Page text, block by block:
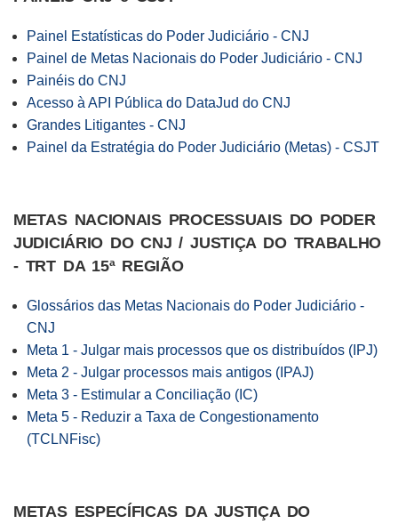
Painel Estatísticas do Poder Judiciário - CNJ
Painel de Metas Nacionais do Poder Judiciário - CNJ
Painéis do CNJ
Acesso à API Pública do DataJud do CNJ
Grandes Litigantes - CNJ
Painel da Estratégia do Poder Judiciário (Metas) - CSJT
METAS NACIONAIS PROCESSUAIS DO PODER
JUDICIÁRIO DO CNJ /JUSTIÇA DO TRABALHO
- TRT DA 15ª REGIÃO
Glossários das Metas Nacionais do Poder Judiciário -
CNJ
Meta 1 - Julgar mais processos que os distribuídos (IPJ)
Meta 2 - Julgar processos mais antigos (IPAJ)
Meta 3 - Estimular a Conciliação (IC)
Meta 5 - Reduzir a Taxa de Congestionamento
(TCLNFisc)
METAS ESPECÍFICAS DA JUSTIÇA DO